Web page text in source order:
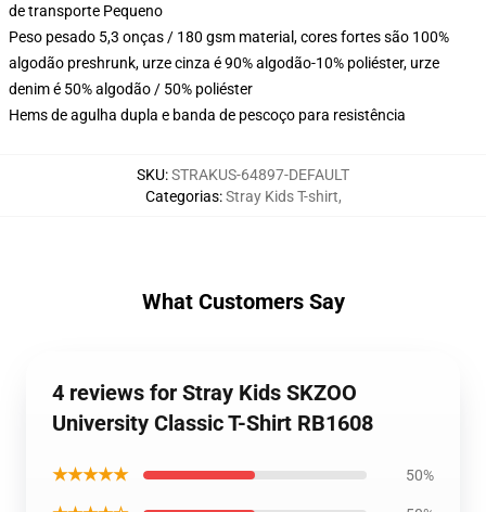
de transporte Pequeno
Peso pesado 5,3 onças / 180 gsm material, cores fortes são 100%
algodão preshrunk, urze cinza é 90% algodão-10% poliéster, urze
denim é 50% algodão / 50% poliéster
Hems de agulha dupla e banda de pescoço para resistência
SKU:STRAKUS-64897-DEFAULT
Categorias:Stray Kids T-shirt,
What Customers Say
4 reviews for Stray Kids SKZOO
University Classic T-Shirt RB1608
★★★★★ 50%